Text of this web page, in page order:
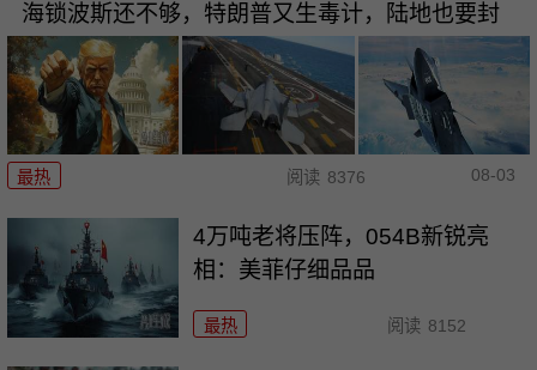
海锁波斯还不够，特朗普又生毒计，陆地也要封
最热 阅读 8376 08-03
4万吨老将压阵，054B新锐亮
相：美菲仔细品品
最热 阅读 8152